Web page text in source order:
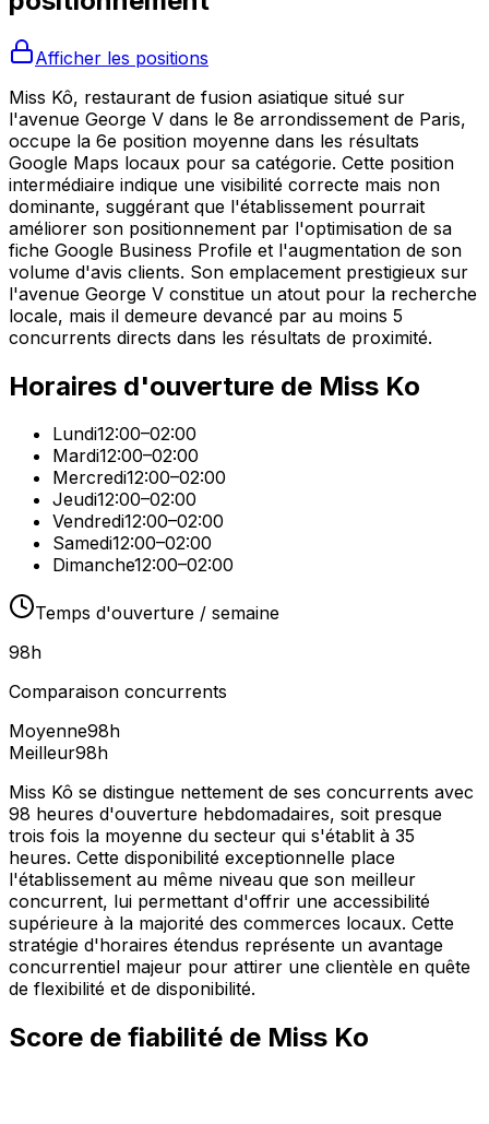
Afficher les positions
Miss Kô, restaurant de fusion asiatique situé sur
l'avenue George V dans le 8e arrondissement de Paris,
occupe la 6e position moyenne dans les résultats
Google Maps locaux pour sa catégorie. Cette position
intermédiaire indique une visibilité correcte mais non
dominante, suggérant que l'établissement pourrait
améliorer son positionnement par l'optimisation de sa
fiche Google Business Profile et l'augmentation de son
volume d'avis clients. Son emplacement prestigieux sur
l'avenue George V constitue un atout pour la recherche
locale, mais il demeure devancé par au moins 5
concurrents directs dans les résultats de proximité.
Horaires d'ouverture de Miss Ko
Lundi12:00–02:00
Mardi12:00–02:00
Mercredi12:00–02:00
Jeudi12:00–02:00
Vendredi12:00–02:00
Samedi12:00–02:00
Dimanche12:00–02:00
Temps d'ouverture / semaine
98h
Comparaison concurrents
Moyenne98h
Meilleur98h
Miss Kô se distingue nettement de ses concurrents avec
98 heures d'ouverture hebdomadaires, soit presque
trois fois la moyenne du secteur qui s'établit à 35
heures. Cette disponibilité exceptionnelle place
l'établissement au même niveau que son meilleur
concurrent, lui permettant d'offrir une accessibilité
supérieure à la majorité des commerces locaux. Cette
stratégie d'horaires étendus représente un avantage
concurrentiel majeur pour attirer une clientèle en quête
de flexibilité et de disponibilité.
Score de fiabilité de Miss Ko